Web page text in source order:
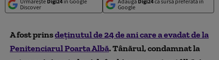
Discover
Google
A fost prinsdeținutul de 24 de ani care a evadat de la
Penitenciarul Poarta Albă. Tânărul, condamnat la